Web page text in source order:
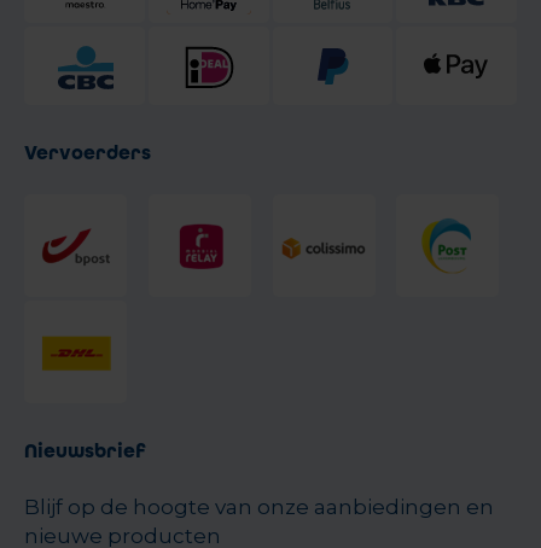
Vervoerders
Nieuwsbrief
Blijf op de hoogte van onze aanbiedingen en
nieuwe producten